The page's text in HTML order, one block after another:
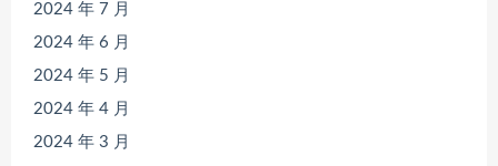
2024 年 7 月
2024 年 6 月
2024 年 5 月
2024 年 4 月
2024 年 3 月